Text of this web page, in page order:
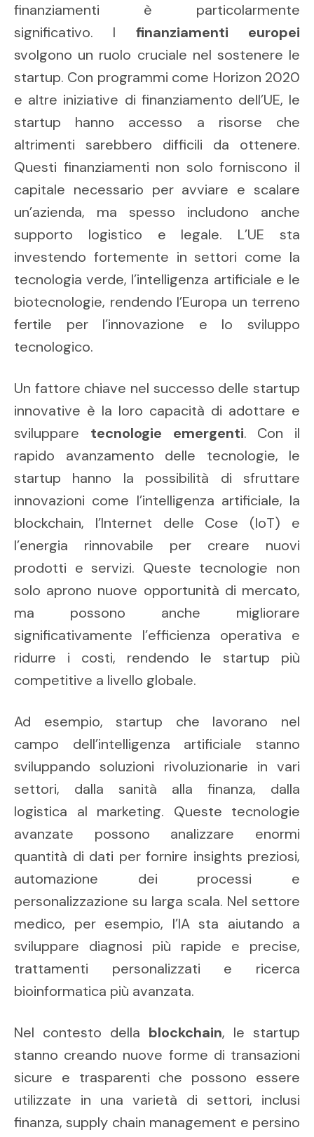
finanziamenti è particolarmente
significativo. I finanziamenti europei
svolgono un ruolo cruciale nel sostenere le
startup. Con programmi come Horizon 2020
e altre iniziative di finanziamento dell’UE, le
startup hanno accesso a risorse che
altrimenti sarebbero difficili da ottenere.
Questi finanziamenti non solo forniscono il
capitale necessario per avviare e scalare
un’azienda, ma spesso includono anche
supporto logistico e legale. L’UE sta
investendo fortemente in settori come la
tecnologia verde, l’intelligenza artificiale e le
biotecnologie, rendendo l’Europa un terreno
fertile per l’innovazione e lo sviluppo
tecnologico.
Un fattore chiave nel successo delle startup
innovative è la loro capacità di adottare e
sviluppare tecnologie emergenti. Con il
rapido avanzamento delle tecnologie, le
startup hanno la possibilità di sfruttare
innovazioni come l’intelligenza artificiale, la
blockchain, l’Internet delle Cose (IoT) e
l’energia rinnovabile per creare nuovi
prodotti e servizi. Queste tecnologie non
solo aprono nuove opportunità di mercato,
ma possono anche migliorare
significativamente l’efficienza operativa e
ridurre i costi, rendendo le startup più
competitive a livello globale.
Ad esempio, startup che lavorano nel
campo dell’intelligenza artificiale stanno
sviluppando soluzioni rivoluzionarie in vari
settori, dalla sanità alla finanza, dalla
logistica al marketing. Queste tecnologie
avanzate possono analizzare enormi
quantità di dati per fornire insights preziosi,
automazione dei processi e
personalizzazione su larga scala. Nel settore
medico, per esempio, l’IA sta aiutando a
sviluppare diagnosi più rapide e precise,
trattamenti personalizzati e ricerca
bioinformatica più avanzata.
Nel contesto della blockchain, le startup
stanno creando nuove forme di transazioni
sicure e trasparenti che possono essere
utilizzate in una varietà di settori, inclusi
finanza, supply chain management e persino